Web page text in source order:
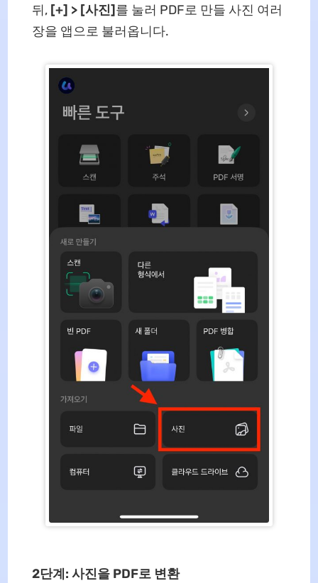
뒤, [+] > [사진]를 눌러 PDF로 만들 사진 여러
장을 앱으로 불러옵니다.
2단계: 사진을 PDF로 변환